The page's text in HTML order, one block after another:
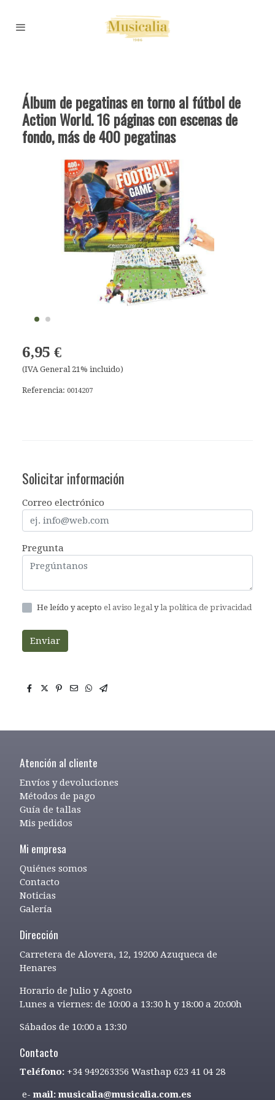
Álbum de pegatinas en torno al fútbol de
Action World. 16 páginas con escenas de
fondo, más de 400 pegatinas
6,95 €
(IVA General 21% incluido)
Referencia: 0014207
Solicitar información
Correo electrónico
Pregunta
He leído y acepto el aviso legal yla política de privacidad
Enviar
Atención al cliente
Envíos y devoluciones
Métodos de pago
Guía de tallas
Mis pedidos
Mi empresa
Quiénes somos
Contacto
Noticias
Galería
Dirección
Carretera de Alovera, 12, 19200 Azuqueca de
Henares
Horario de Julio y Agosto
Lunes a viernes: de 10:00 a 13:30 h y 18:00 a 20:00h
Sábados de 10:00 a 13:30
Contacto
Teléfono: +34 949263356 Wasthap 623 41 04 28
e-mail: musicalia@musicalia.com.es